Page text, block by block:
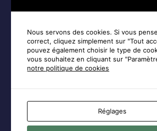
Inscription | Mot de passe oublié ?
Politique de confidentialité
Nous servons des cookies. Si vous
correct, cliquez simplement sur "Tout
pouvez également choisir le type de
vous souhaitez en cliquant sur
notre politique de cookies
Réglages